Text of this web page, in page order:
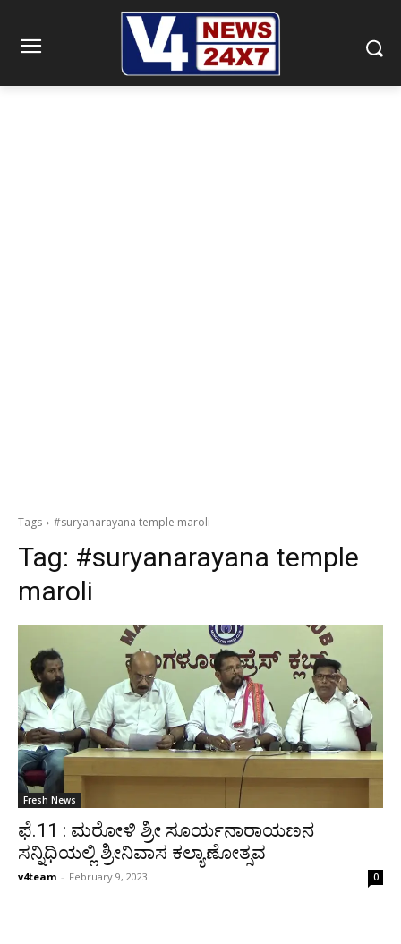
Tags #suryanarayana temple maroli
Tag: #suryanarayana temple
maroli
Fresh News
ಫೆ.11 : ಮರೋಳಿ ಶ್ರೀ ಸೂರ್ಯನಾರಾಯಣನ
ಸನ್ನಿಧಿಯಲ್ಲಿ ಶ್ರೀನಿವಾಸ ಕಲ್ಯಾಣೋತ್ಸವ
v4team - February 9, 2023 0